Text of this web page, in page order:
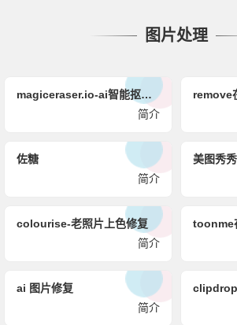
图片处理
magiceraser.io-ai智能抠图像皮擦
简介
remove
佐糖
简介
美图秀秀
colourise-老照片上色修复
简介
ai 图片修复
简介